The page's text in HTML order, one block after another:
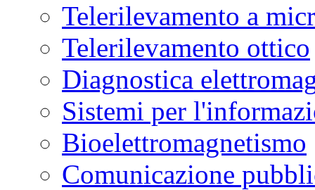
Telerilevamento a
Telerilevamento ottico
Diagnostica
Sistemi per
Bioelettromagnetismo
Comunicazione